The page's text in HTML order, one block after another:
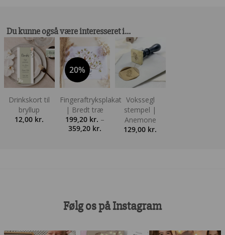
Du kunne også være interesseret i…
Drinkskort til
bryllup
12,00 kr.
20%
Fingeraftryksplakat
| Bredt træ
199,20 kr. –
359,20 kr. Prisinterval:
Vokssegl
stempel |
Anemone
129,00 kr.
Følg os på Instagram